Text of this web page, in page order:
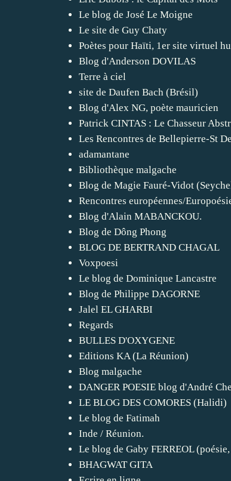
Le blog de José Le Moigne
Le site de Guy Chaty
Poètes pour Haïti, 1er site virtuel
Blog d'Anderson DOVILAS
Terre à ciel
site de Daufen Bach (Brésil)
Blog d'Alex NG, poète mauricien
Patrick CINTAS : Le Chasseur
Les Rencontres de Bellepierre-St
adamantane
Bibliothèque malgache
Blog de Magie Fauré-Vidot
Rencontres européennes/
Blog d'Alain MABANCKOU.
Blog de Dông Phong
BLOG DE BERTRAND CHAGAL
Voxpoesi
Le blog de Dominique Lancastre
Blog de Philippe DAGORNE
Jalel EL GHARBI
Regards
BULLES D'OXYGENE
Editions KA (La Réunion)
Blog malgache
DANGER POESIE blog d'André
LE BLOG DES COMORES (Halidi)
Le blog de Fatimah
Inde / Réunion.
Le blog de Gaby FERREOL
BHAGWAT GITA